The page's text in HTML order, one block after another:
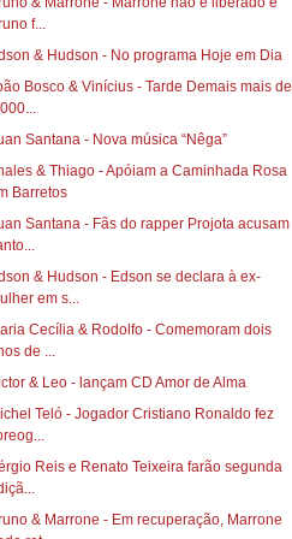
f...
& Hudson - No programa Hoje em Dia
Bosco & Vinícius - Tarde Demais mais de
Santana - Nova música “Nêga”
& Thiago - Apóiam a Caminhada Rosa
Barretos
Santana - Fãs do rapper Projota acusam
& Hudson - Edson se declara à ex-
em s...
Cecília & Rodolfo - Comemoram dois
de ...
& Leo - lançam CD Amor de Alma
Teló - Jogador Cristiano Ronaldo fez
Reis e Renato Teixeira farão segunda
& Marrone - Em recuperação, Marrone